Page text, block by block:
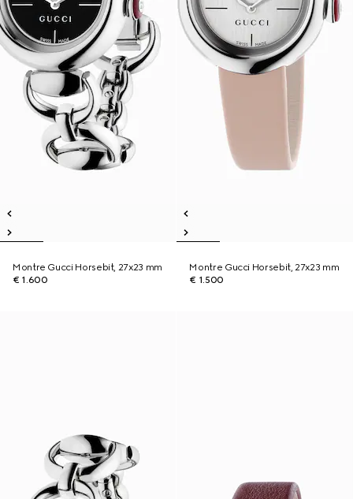
Montre Gucci Horsebit, 27x23 mm
€ 1.600
Montre Gucci Horsebit, 27x23 mm
€ 1.500